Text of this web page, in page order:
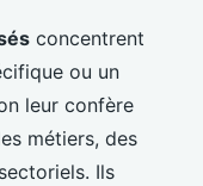
concentrent
ou un
leur confère
métiers, des
Ils